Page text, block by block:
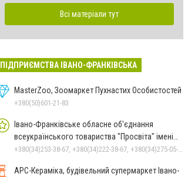
Всі матеріали тут
ПІДПРИЄМСТВА ІВАНО-ФРАНКІВСЬКА
MasterZoo, Зоомаркет Пухнастих Особистостей
+380(50)601-21-83
Івано-Франківське обласне об'єднання
всеукраїнського товариства "Просвіта" імені
Тараса Шевченка
АРС-Кераміка, будівельний супермаркет Івано-